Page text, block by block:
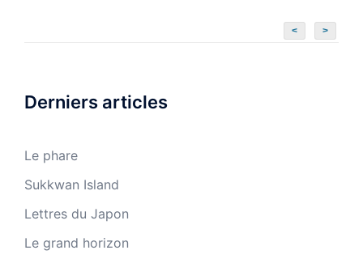
< >
Derniers articles
Le phare
Sukkwan Island
Lettres du Japon
Le grand horizon